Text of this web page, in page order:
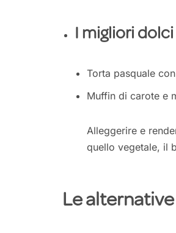
I migliori
Torta pasquale
Muffin di carote e
Alleggerire e
quello vegetale, il
Le